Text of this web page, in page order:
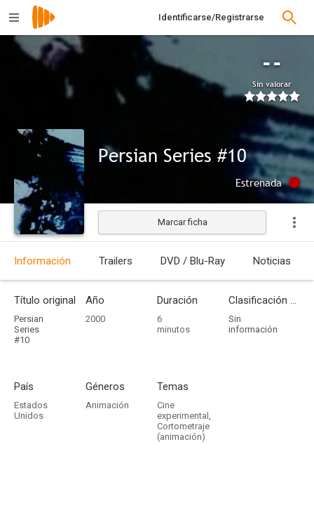
Identificarse/Registrarse
--
Sin valorar
Persian Series #10
Estrenada
Marcar ficha
Información Trailers DVD / Blu-Ray Noticias
Título original
Persian
Series
#10
Año
2000
Duración
6
minutos
Clasificación por edades
Sin
información
País
Estados
Unidos
Géneros
Animación
Temas
Cine
experimental ,
Cortometraje
(animación)